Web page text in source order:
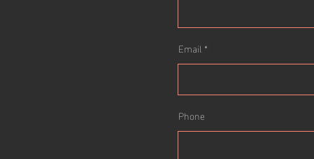
Email
Phone